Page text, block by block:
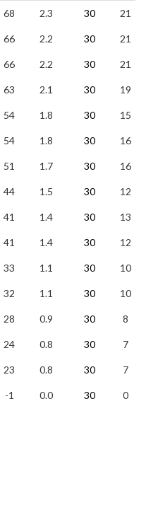
68 2.3 30 21
66 2.2 30 21
66 2.2 30 21
63 2.1 30 19
54 1.8 30 15
54 1.8 30 16
51 1.7 30 16
44 1.5 30 12
41 1.4 30 13
41 1.4 30 12
33 1.1 30 10
32 1.1 30 10
28 0.9 30 8
24 0.8 30 7
23 0.8 30 7
-1 0.0 30 0